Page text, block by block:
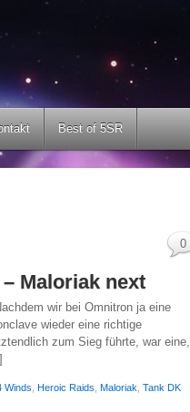
Best of 5SR
Maloriak next
wir bei Omnitron ja eine
wieder eine richtige
zum Sieg führte, war eine,
0
Winds Heroic Raids Maloriak Tank DK